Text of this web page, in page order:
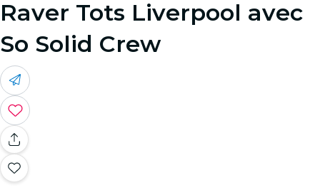
Raver Tots Liverpool avec
So Solid Crew